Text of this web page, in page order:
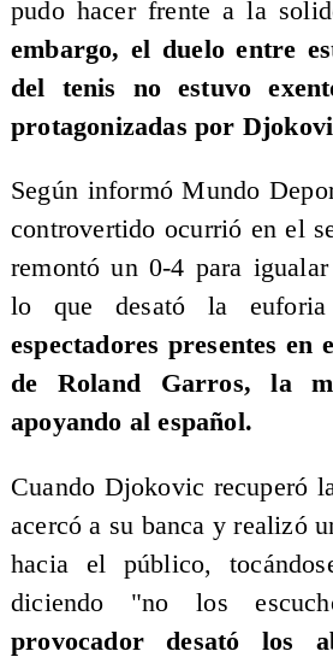
pudo hacer frente a la
embargo, el duelo entre
del tenis no estuvo
protagonizadas por
Según informó Mundo
controvertido ocurrió en el
remontó un 0-4 para
lo que desató la
espectadores presentes
de Roland Garros, la
apoyando al español.
Cuando Djokovic recuperó
acercó a su banca y realizó
hacia el público,
diciendo "no los
provocador desató los